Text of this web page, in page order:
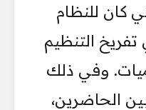
كان للنظام
التنظيم
وفي ذلك
الحاضرين،